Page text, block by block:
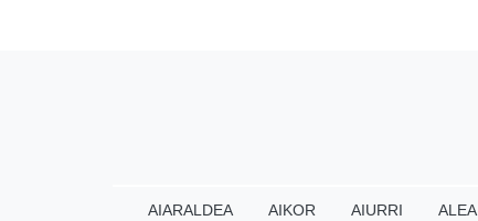
AIARALDEA AIKOR AIURRI ALEA